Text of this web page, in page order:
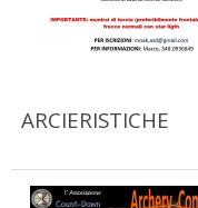
ARCIERISTICHE